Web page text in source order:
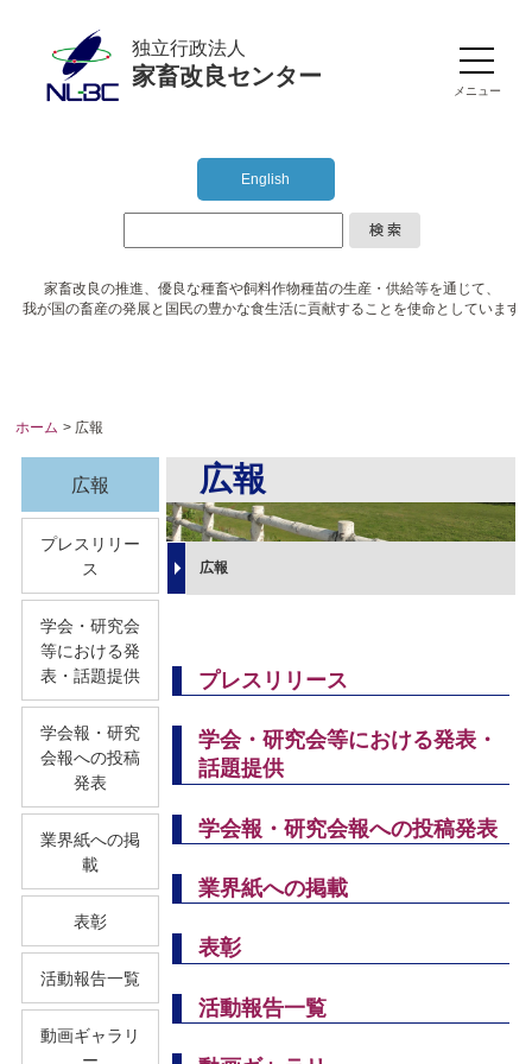
独立行政法人
家畜改良センター
メニュー
English
家畜改良の推進、優良な種畜や飼料作物種苗の生産・供給等を通じて、
我が国の畜産の発展と国民の豊かな食生活に貢献することを使命としています
ホーム > 広報
広報
プレスリリー
ス
学会・研究会
等における発
表・話題提供
学会報・研究
会報への投稿
発表
業界紙への掲
載
表彰
活動報告一覧
動画ギャラリ
ー
広報
広報
プレスリリース
学会・研究会等における発表・
話題提供
学会報・研究会報への投稿発表
業界紙への掲載
表彰
活動報告一覧